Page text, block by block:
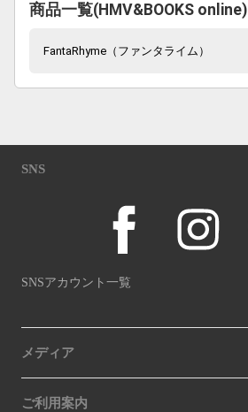
商品一覧(HMV&BOOKS online)
FantaRhyme（ファンタライム）
SNS
SNSアカウント一覧
メディア
ご利用案内